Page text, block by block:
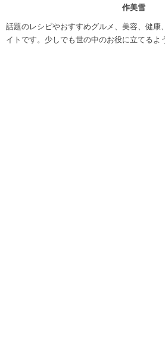
作美雪
話題のレシピやおすすめグルメ、美容、健康
イトです。少しでも世の中のお役に立てるよ